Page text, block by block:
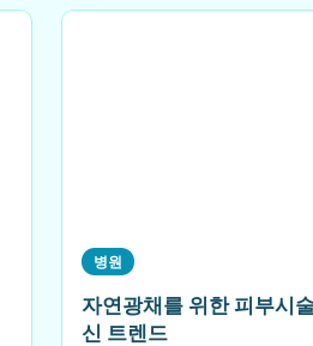
병원
자연광채를 위한 피부시
신 트렌드